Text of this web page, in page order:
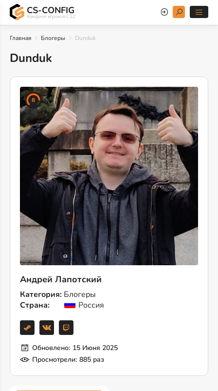
CS-CONFIG
Конфиги игроков CS2
Главная Блогеры Dunduk
Dunduk
Андрей Лапотский
Категория: Блогеры
Страна:
Россия
Обновлено: 15 Июня 2025
Просмотрели: 885 раз